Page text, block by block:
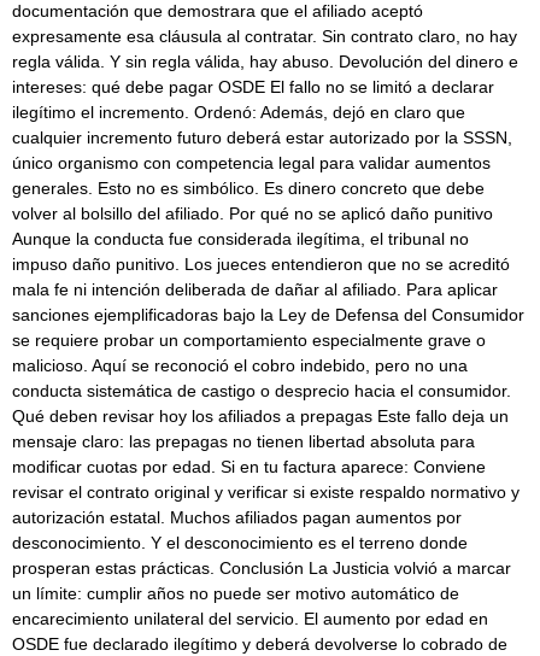
documentación que demostrara que el afiliado aceptó
expresamente esa cláusula al contratar. Sin contrato claro, no hay
regla válida. Y sin regla válida, hay abuso. Devolución del dinero e
intereses: qué debe pagar OSDE El fallo no se limitó a declarar
ilegítimo el incremento. Ordenó: Además, dejó en claro que
cualquier incremento futuro deberá estar autorizado por la SSSN,
único organismo con competencia legal para validar aumentos
generales. Esto no es simbólico. Es dinero concreto que debe
volver al bolsillo del afiliado. Por qué no se aplicó daño punitivo
Aunque la conducta fue considerada ilegítima, el tribunal no
impuso daño punitivo. Los jueces entendieron que no se acreditó
mala fe ni intención deliberada de dañar al afiliado. Para aplicar
sanciones ejemplificadoras bajo la Ley de Defensa del Consumidor
se requiere probar un comportamiento especialmente grave o
malicioso. Aquí se reconoció el cobro indebido, pero no una
conducta sistemática de castigo o desprecio hacia el consumidor.
Qué deben revisar hoy los afiliados a prepagas Este fallo deja un
mensaje claro: las prepagas no tienen libertad absoluta para
modificar cuotas por edad. Si en tu factura aparece: Conviene
revisar el contrato original y verificar si existe respaldo normativo y
autorización estatal. Muchos afiliados pagan aumentos por
desconocimiento. Y el desconocimiento es el terreno donde
prosperan estas prácticas. Conclusión La Justicia volvió a marcar
un límite: cumplir años no puede ser motivo automático de
encarecimiento unilateral del servicio. El aumento por edad en
OSDE fue declarado ilegítimo y deberá devolverse lo cobrado de